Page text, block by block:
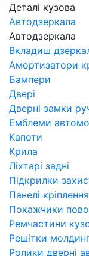
Деталі кузова
Автодзеркала
Автодзеркала
Вкладиш
Амортизатори
Бампери
Двері
Дверні замки
Емблеми
Капоти
Крила
Ліхтарі задні
Підкрилки
Панелі кріплення
Покажчики
Ремчастини
Решітки
Ролики дверні